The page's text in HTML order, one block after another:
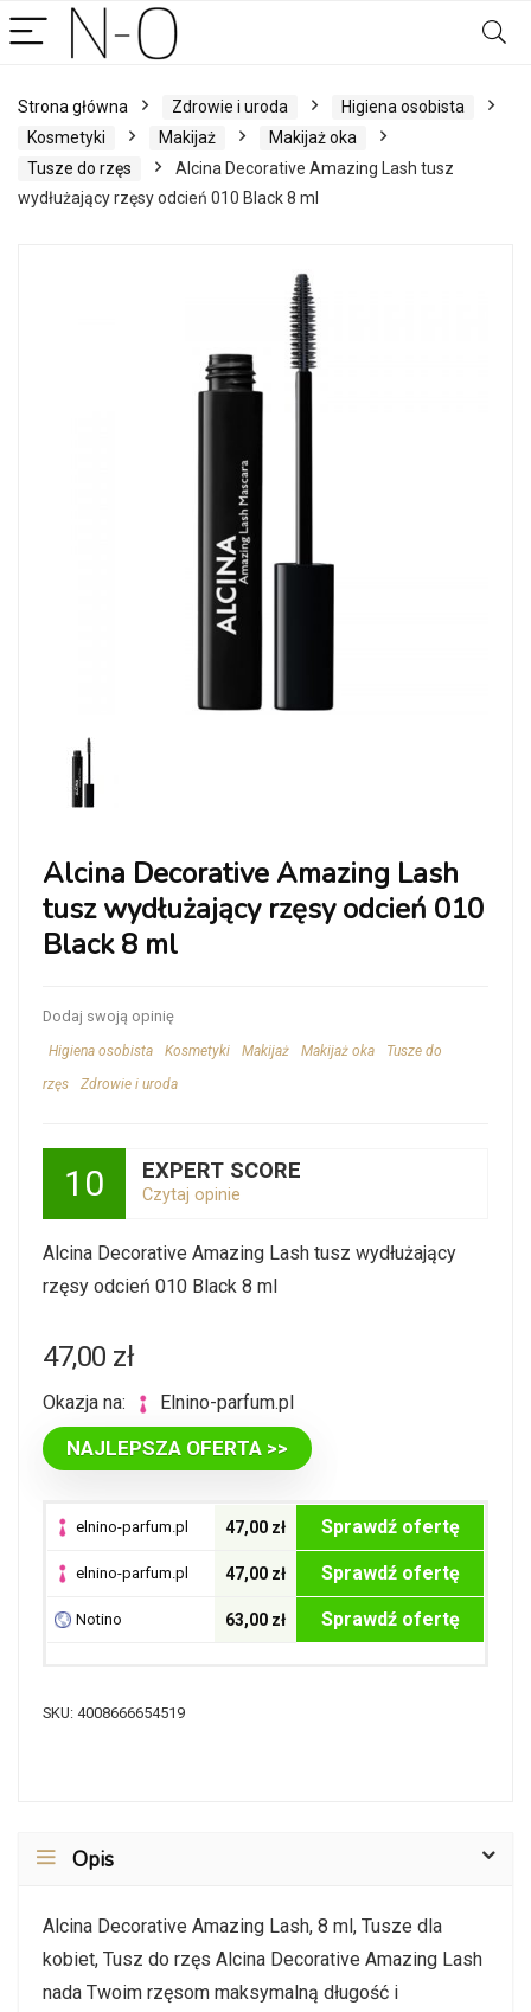
Strona główna Zdrowie i uroda
Higiena osobista
Kosmetyki
Makijaż
Makijaż oka
Tusze do rzęs
Alcina Decorative Amazing Lash tusz
wydłużający rzęsy odcień 010 Black 8 ml
Alcina Decorative Amazing Lash
tusz wydłużający rzęsy odcień 010
Black 8 ml
Dodaj swoją opinię
Higiena osobista Kosmetyki Makijaż Makijaż oka
Tusze do
rzęs
Zdrowie i uroda
10 EXPERT SCORE
Czytaj opinie
Alcina Decorative Amazing Lash tusz wydłużający
rzęsy odcień 010 Black 8 ml
47,00 zł
Okazja na: elnino-parfum.pl
NAJLEPSZA OFERTA >>
elnino-parfum.pl 47,00 zł Sprawdź ofertę
elnino-parfum.pl 47,00 zł Sprawdź ofertę
Notino 63,00 zł Sprawdź ofertę
SKU: 4008666654519
Opis
Alcina Decorative Amazing Lash, 8 ml, Tusze dla
kobiet, Tusz do rzęs Alcina Decorative Amazing Lash
nada Twoim rzęsom maksymalną długość i